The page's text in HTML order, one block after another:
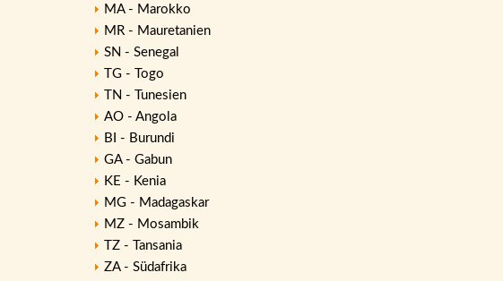
MA - Marokko
MR - Mauretanien
SN - Senegal
TG - Togo
TN - Tunesien
AO - Angola
BI - Burundi
GA - Gabun
KE - Kenia
MG - Madagaskar
MZ - Mosambik
TZ - Tansania
ZA - Südafrika